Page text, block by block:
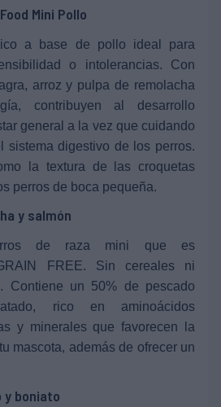
Mini Pollo
a base de pollo ideal para
o intolerancias. Con
arroz y pulpa de remolacha
contribuyen al desarrollo
general a la vez que cuidando
sistema digestivo de los perros.
la textura de las croquetas
perros de boca pequeña.
y salmón
de raza mini que es
FREE. Sin cereales ni
Contiene un 50% de pescado
rico en aminoácidos
y minerales que favorecen la
mascota, además de ofrecer un
y boniato